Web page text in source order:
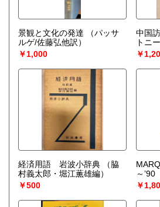
景観と文化の発達
（パッサ
ルゲ/佐藤弘他訳）
￥1,000
中国
トニ
￥
経済用語 岩波小辞典
（脇
村義太郎・堀江薫雄編）
￥500
～
￥